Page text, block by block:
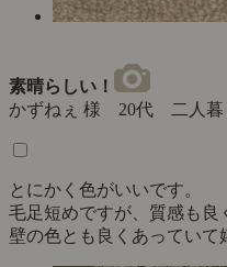
素晴らしい！
かずねぇ 様 20代 二人暮
とにかく色がいいです。
毛足短めですが、質感も良
壁の色とも良くあっていて